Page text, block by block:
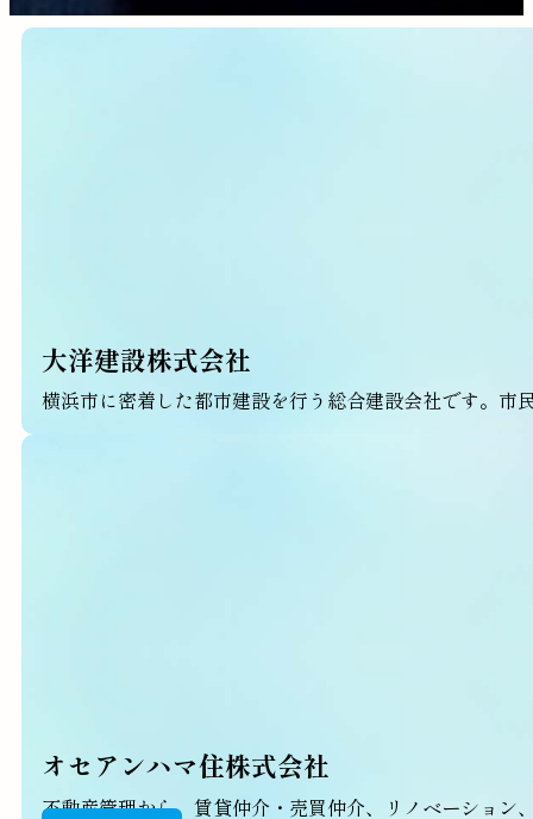
大洋建設株式会社
横浜市に密着した都市建設を行う総合建設会社です。市
オセアンハマ住株式会社
不動産管理から、賃貸仲介・売買仲介、リノベーショ